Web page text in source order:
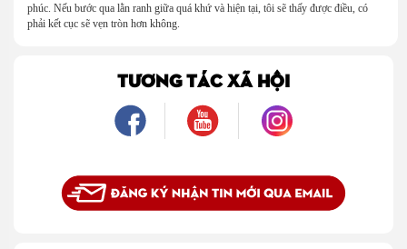
phúc. Nếu bước qua lằn ranh giữa quá khứ và hiện tại, tôi sẽ thấy được điều, có
phải kết cục sẽ vẹn tròn hơn không.
TƯƠNG TÁC XÃ HỘI